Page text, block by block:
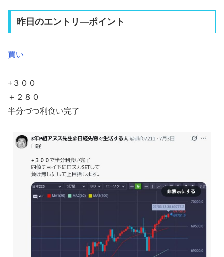
昨日のエントリ―ポイント
買い
+３００
＋２８０
半分づつ利食い完了